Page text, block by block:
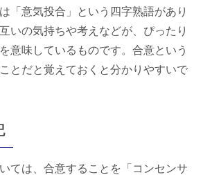
「意気投合」という四字熟語があり
いの気持ちや考えなどが、ぴったり
意味しているものです。合意という
とだと覚えておくと分かりやすいで
ては、合意することを「コンセンサ